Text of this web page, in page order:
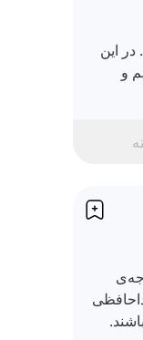
این
و